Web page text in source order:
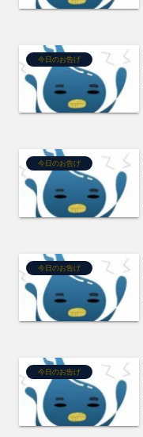
今日のお告げ
今日のお告げ
今日のお告げ
今日のお告げ